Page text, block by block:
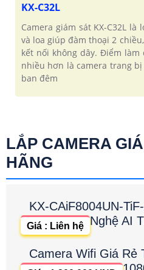
KX-C32L
Camera giám sát KX-C32L
và loa giúp đàm thoại 2
kết nối không dây. Điểm làm
nhiều hơn là camera trang
ban đêm
LẮP CAMERA
HÃNG
KX-CAiF8004UN-
Nghệ AI
Giá : Liên hệ
Camera Wifi Giá Rẻ